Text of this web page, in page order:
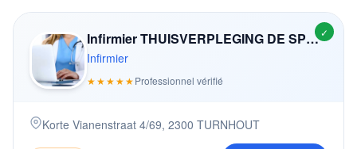
✓
Infirmier THUISVERPLEGING DE SPRONG
Infirmier
★★★★★Professionnel vérifié
Korte Vianenstraat 4/69, 2300 TURNHOUT